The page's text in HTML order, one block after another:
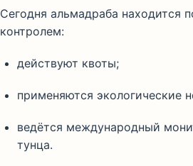
Сегодня альмадраба находится
контролем:
действуют квоты;
применяются экологические
ведётся международный
тунца.